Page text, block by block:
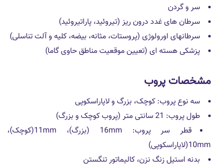
سر و گردن
سرطان های غدد درون ریز (تیروئید، پاراتیروئید)
سرطانهای اورولوژی (پروستات، مثانه، بیضه، کلیه و آلت تناسلی)
پزشکی هسته ای (تعیین موقعیت مناطق حاوی گاما)
مشخصات پروب
سه نوع پروب: کوچک، بزرگ و لاپاراسکوپی
طول پروب: 21 سانتی متر (پروب کوچک و بزرگ)
قطر سر پروب: 16mm (بزرگ)، 11mm(کوچک)،
10mm(لاپاراسکوپی)
بدنه استیل زنگ نزن، کالیماتور تنگستن